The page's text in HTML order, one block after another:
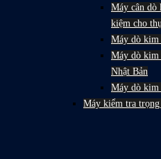
Máy cân dò
kiệm cho
Máy dò kim
Máy dò kim
Nhật Bản
Máy dò kim
Máy kiểm tra